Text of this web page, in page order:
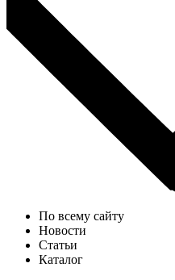
По всему сайту
Новости
Статьи
Каталог